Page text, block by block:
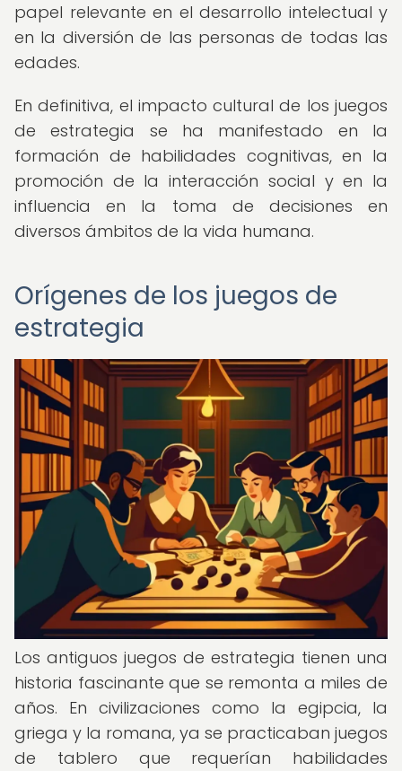
papel relevante en el desarrollo intelectual y
en la diversión de las personas de todas las
edades.
En definitiva, el impacto cultural de los juegos
de estrategia se ha manifestado en la
formación de habilidades cognitivas, en la
promoción de la interacción social y en la
influencia en la toma de decisiones en
diversos ámbitos de la vida humana.
Orígenes de los juegos de
estrategia
Los antiguos juegos de estrategia tienen una
historia fascinante que se remonta a miles de
años. En civilizaciones como la egipcia, la
griega y la romana, ya se practicaban juegos
de tablero que requerían habilidades